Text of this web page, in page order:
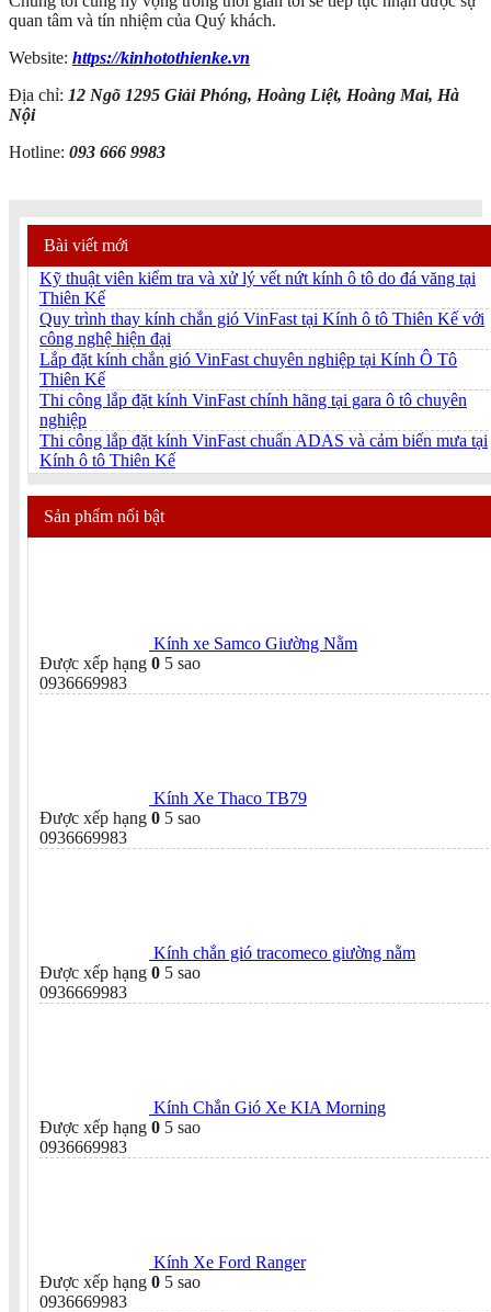
quan tâm và tín nhiệm của Quý khách.
Website: https://kinhotothienke.vn
Địa chỉ: 12 Ngõ 1295 Giải Phóng, Hoàng Liệt, Hoàng Mai, Hà
Nội
Hotline: 093 666 9983
Bài viết mới
Kỹ thuật viên kiểm tra và xử lý vết nứt kính ô tô do đá văng tại
Thiên Kế
Quy trình thay kính chắn gió VinFast tại Kính ô tô Thiên Kế với
công nghệ hiện đại
Lắp đặt kính chắn gió VinFast chuyên nghiệp tại Kính Ô Tô
Thiên Kế
Thi công lắp đặt kính VinFast chính hãng tại gara ô tô chuyên
nghiệp
Thi công lắp đặt kính VinFast chuẩn ADAS và cảm biến mưa tại
Kính ô tô Thiên Kế
Sản phẩm nổi bật
Kính xe Samco Giường Nằm
Được xếp hạng 0 5 sao
0936669983
Kính Xe Thaco TB79
Được xếp hạng 0 5 sao
0936669983
Kính chắn gió tracomeco giường nằm
Được xếp hạng 0 5 sao
0936669983
Kính Chắn Gió Xe KIA Morning
Được xếp hạng 0 5 sao
0936669983
Kính Xe Ford Ranger
Được xếp hạng 0 5 sao
0936669983